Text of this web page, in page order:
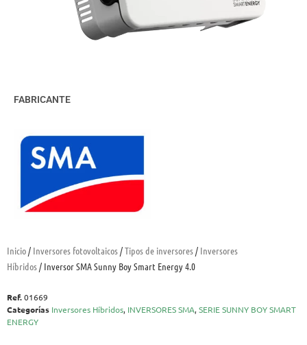
Inicio/ Inversores fotovoltaicos/Tipos de inversores/ Inversores
Híbridos/ Inversor SMA Sunny Boy Smart Energy 4.0
Ref.01669
Categorías Inversores Híbridos, INVERSORES SMA,SERIE SUNNY BOY SMART
ENERGY
FABRICANTE